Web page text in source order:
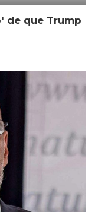
de que Trump